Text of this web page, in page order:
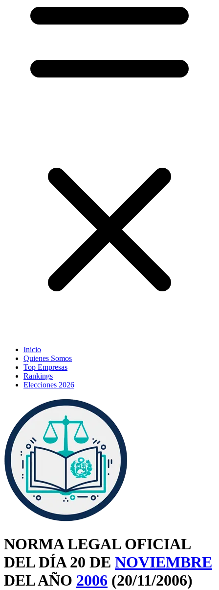
Inicio
Quienes Somos
Top Empresas
Rankings
Elecciones 2026
NORMA LEGAL OFICIAL
DEL DÍA 20 DE NOVIEMBRE
DEL AÑO 2006 (20/11/2006)